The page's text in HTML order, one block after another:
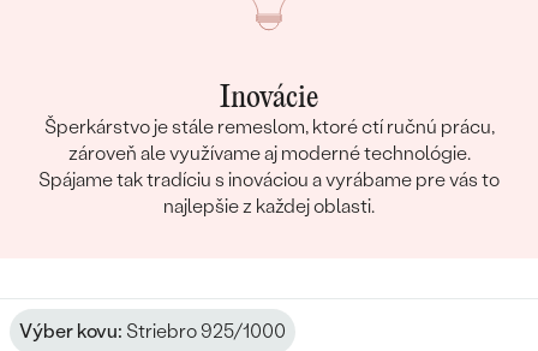
Inovácie
Šperkárstvo je stále remeslom, ktoré ctí ručnú prácu,
zároveň ale využívame aj moderné technológie.
Spájame tak tradíciu s inováciou a vyrábame pre vás to
najlepšie z každej oblasti.
Výber kovu: Striebro 925/1000